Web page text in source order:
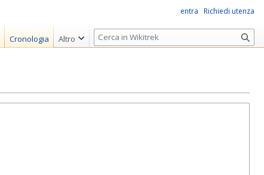
entra Richiedi utenza
Cronologia Altro
R
i
r
c